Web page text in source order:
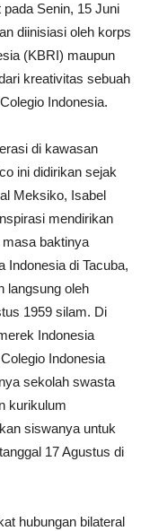
Senin, 15 Juni
diinisiasi oleh korps
(KBRI) maupun
kreativitas sebuah
Indonesia.
di kawasan
ini didirikan sejak
Meksiko, Isabel
mendirikan
baktinya
Indonesia di Tacuba,
langsung oleh
1959 silam. Di
Indonesia
Indonesia
sekolah swasta
kurikulum
siswanya untuk
17 Agustus di
hubungan bilateral